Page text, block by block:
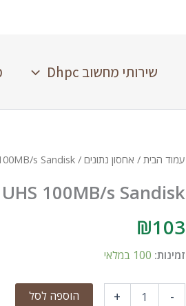
שירותי מחשוב Dhpc
עמוד הבית / אחסון נתונים / 32GB Extreme PRO SDHC UHS 100MB/s Sandisk
100MB/s Sandisk
₪103
זמינות: 100 במלאי
-
+ הוספה לסל